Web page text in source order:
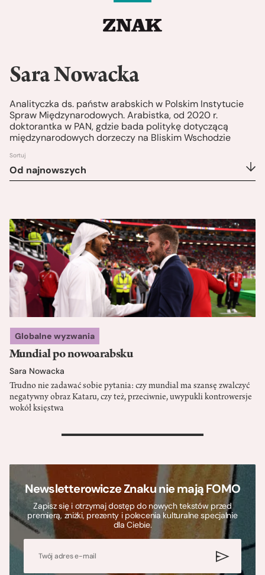
Sara Nowacka
Analityczka ds. państw arabskich w Polskim Instytucie
Spraw Międzynarodowych. Arabistka, od 2020 r.
doktorantka w PAN, gdzie bada politykę dotyczącą
międzynarodowych dorzeczy na Bliskim Wschodzie
Sortuj
Od najnowszych
Globalne wyzwania
Mundial po nowoarabsku
Sara Nowacka
Trudno nie zadawać sobie pytania: czy mundial ma szansę zwalczyć
negatywny obraz Kataru, czy też, przeciwnie, uwypukli kontrowersje
wokół księstwa
>
Newsletterowicze Znaku nie mają FOMO
Zapisz się i otrzymaj dostęp do nowych tekstów przed
premierą, zniżki, prezenty i polecenia kulturalne specjalnie
dla Ciebie.